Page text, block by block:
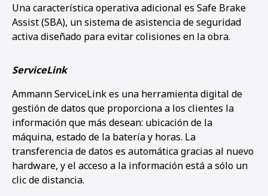
Una característica operativa adicional es Safe Brake
Assist (SBA), un sistema de asistencia de seguridad
activa diseñado para evitar colisiones en la obra.
ServiceLink
Ammann ServiceLink es una herramienta digital de
gestión de datos que proporciona a los clientes la
información que más desean: ubicación de la
máquina, estado de la batería y horas. La
transferencia de datos es automática gracias al nuevo
hardware, y el acceso a la información está a sólo un
clic de distancia.